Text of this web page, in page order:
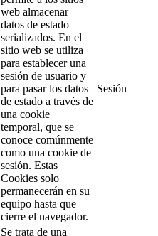
web almacenar
datos de estado
serializados. En el
sitio web se utiliza
para establecer una
sesión de usuario y
para pasar los datos
de estado a través de
una cookie
temporal, que se
conoce comúnmente
como una cookie de
sesión. Estas
Cookies solo
permanecerán en su
equipo hasta que
cierre el navegador.
Sesión
Se trata de una